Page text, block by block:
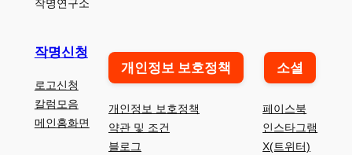
작명연구소
작명신청
로고신청
칼럼모음
메인홈화면
개인정보 보호정책
개인정보 보호정책
약관 및 조건
블로그
소셜
페이스북
인스타그램
X(트위터)